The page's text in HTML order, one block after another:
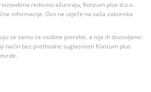
redovito ažuriraju, Konzum plus d.o.o.
informacije. Ovo ne utječe na vaša zakonska
se samo za osobne potrebe, a nije ih dozvoljeno
način bez prethodne suglasnosti Konzum plus